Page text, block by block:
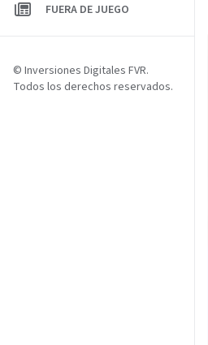
FUERA DE JUEGO
© Inversiones Digitales FVR.
Todos los derechos reservados.